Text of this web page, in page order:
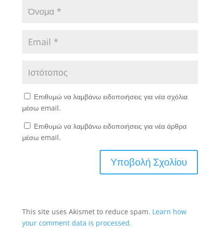
Επιθυμώ να λαμβάνω ειδοποιήσεις για νέα σχόλια
μέσω email.
Επιθυμώ να λαμβάνω ειδοποιήσεις για νέα άρθρα
μέσω email.
This site uses Akismet to reduce spam. Learn how
your comment data is processed.